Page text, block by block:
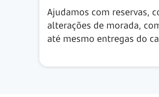
Ajudamos com reservas,
alterações de morada,
até mesmo entregas do